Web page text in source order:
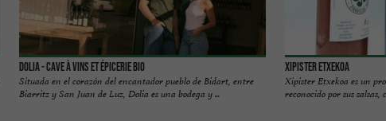
Dolia - Cave à vins et épicerie bio
Situada en el corazón del encantador pueblo de Bidart, entre
Biarritz y San Juan de Luz, Dolia es una bodega y ...
Xipister Etxekoa
Xipister Etxekoa es un
reconocido por sus